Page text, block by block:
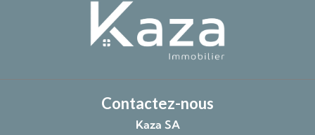
Contactez-nous
Kaza SA